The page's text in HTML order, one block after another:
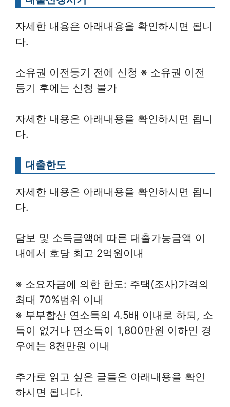
자세한 내용은 아래내용을 확인하시면 됩니
다.
소유권 이전등기 전에 신청 ※ 소유권 이전
등기 후에는 신청 불가
자세한 내용은 아래내용을 확인하시면 됩니
다.
대출한도
자세한 내용은 아래내용을 확인하시면 됩니
다.
담보 및 소득금액에 따른 대출가능금액 이
내에서 호당 최고 2억원이내
※ 소요자금에 의한 한도: 주택(조사)가격의
최대 70%범위 이내
※ 부부합산 연소득의 4.5배 이내로 하되, 소
득이 없거나 연소득이 1,800만원 이하인 경
우에는 8천만원 이내
추가로 읽고 싶은 글들은 아래내용을 확인
하시면 됩니다.